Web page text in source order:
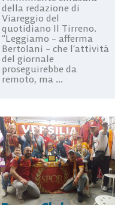
della redazione di
Viareggio del
quotidiano Il Tirreno.
“Leggiamo – afferma
Bertolani – che l’attività
del giornale
proseguirebbe da
remoto, ma ...